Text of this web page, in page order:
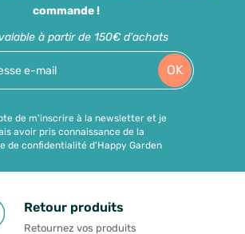
commande !
à partir de 150€ d'achats
OK
de m'inscrire à la newsletter et je
avoir pris connaissance de la
de confidentialité d'Happy Garden
Retour produits
Retournez vos produits